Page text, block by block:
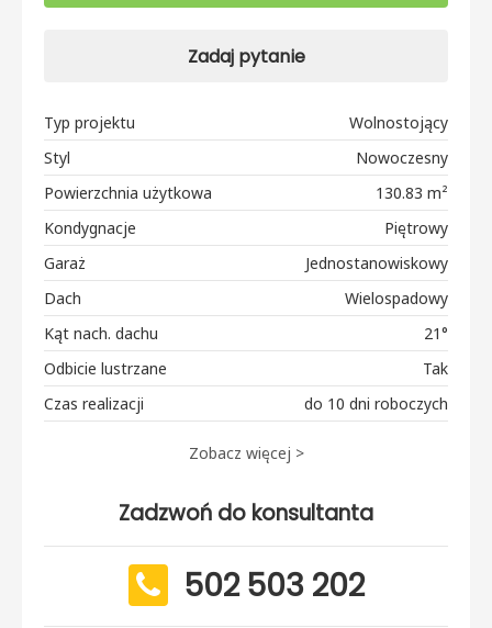
Zadaj pytanie
Typ projektu
Wolnostojący
Styl
Nowoczesny
Powierzchnia użytkowa
130.83 m²
Kondygnacje
Piętrowy
Garaż
Jednostanowiskowy
Dach
Wielospadowy
Kąt nach. dachu
21°
Odbicie lustrzane
Tak
Czas realizacji
do 10 dni roboczych
Zobacz więcej >
Zadzwoń do konsultanta
502 503 202